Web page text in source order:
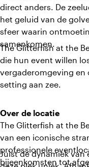
direct anders. De
het geluid van de
sfeer waarin
samenkomen.
The Glitterfish at the
die hun event willen
vergaderomgeving en
setting aan zee.
Over de locatie
The Glitterfish at the
van een iconische
professionele
bijeenkomsten tot
Juist de dynamiek